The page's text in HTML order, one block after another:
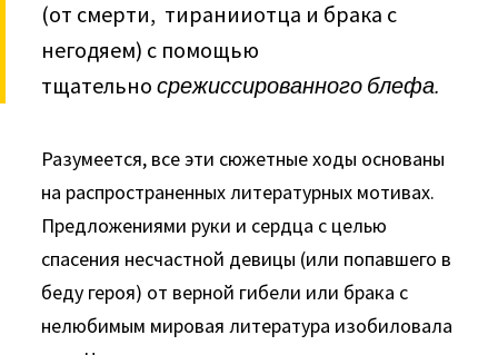
(от смерти, тиранииотца и брака с
негодяем) с помощью
тщательносрежиссированного блефа.
Разумеется, все эти сюжетные ходы основаны
на распрост­раненных литературных мотивах.
Предложениями руки и сердца с целью
спасения несчастной девицы (или попавшего в
беду героя) от верной гибели или брака с
нелюбимым мировая лите­ратура изобиловала